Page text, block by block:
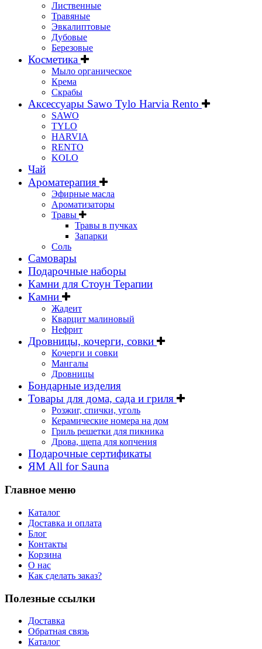
Лиственные
Травяные
Эвкалиптовые
Дубовые
Березовые
Косметика
Мыло органическое
Крема
Скрабы
Аксессуары Sawo Tylo Harvia Rento
SAWO
TYLO
HARVIA
RENTO
KOLO
Чай
Ароматерапия
Эфирные масла
Ароматизаторы
Травы
Травы в пучках
Запарки
Соль
Самовары
Подарочные наборы
Камни для Стоун Терапии
Камни
Жадеит
Кварцит малиновый
Нефрит
Дровницы, кочерги, совки
Кочерги и совки
Мангалы
Дровницы
Бондарные изделия
Товары для дома, сада и гриля
Розжиг, спички, уголь
Керамические номера на дом
Гриль решетки для пикника
Дрова, щепа для копчения
Подарочные сертификаты
ЯМ All for Sauna
Главное меню
Каталог
Доставка и оплата
Блог
Контакты
Корзина
О нас
Как сделать заказ?
Полезные ссылки
Доставка
Обратная связь
Каталог